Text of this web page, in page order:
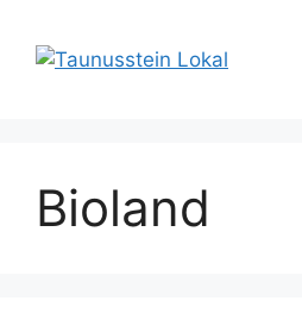
Inhalt
springen
Bioland